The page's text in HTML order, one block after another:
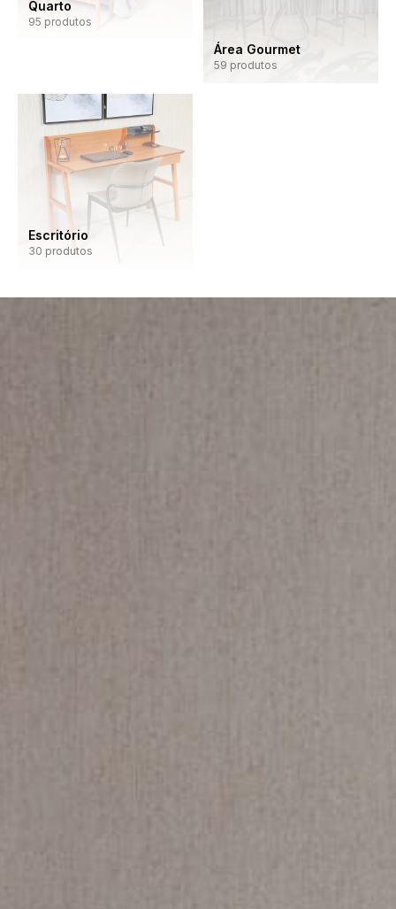
Quarto
95 produtos
Área Gourmet
59 produtos
Escritório
30 produtos